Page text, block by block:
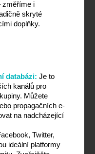
změříme i
skryté
doplňky.
databázi: Je to
kanálů pro
Můžete
propagačních e-
na nadcházející
Twitter,
ideální platformy